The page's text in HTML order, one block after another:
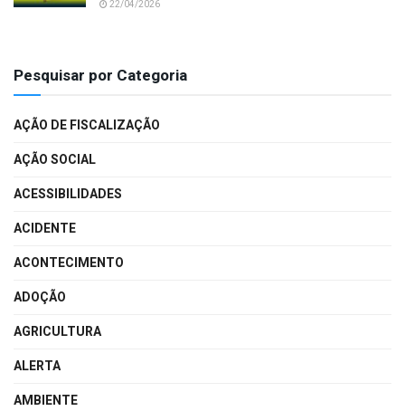
22/04/2026
Pesquisar por Categoria
AÇÃO DE FISCALIZAÇÃO
AÇÃO SOCIAL
ACESSIBILIDADES
ACIDENTE
ACONTECIMENTO
ADOÇÃO
AGRICULTURA
ALERTA
AMBIENTE